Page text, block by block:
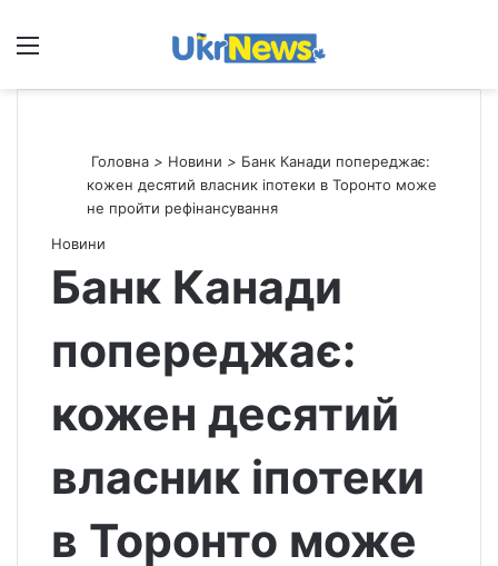
Меню
Головна > Новини > Банк Канади попереджає:
кожен десятий власник іпотеки в Торонто може
не пройти рефінансування
Новини
Банк Канади
попереджає:
кожен десятий
власник іпотеки
в Торонто може